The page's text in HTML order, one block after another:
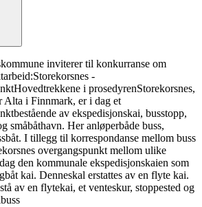
inviterer til konkurranse om
-
Hovedtrekkene i prosedyrenStorekorsnes,
Alta i Finnmark, er i dag et
av ekspedisjonskai, busstopp,
småbåthavn. Her anløperbåde buss,
I tillegg til korrespondanse mellom buss
overgangspunkt mellom ulike
den kommunale ekspedisjonskaien som
kai. Denneskal erstattes av en flyte kai.
av en flytekai, et venteskur, stoppested og